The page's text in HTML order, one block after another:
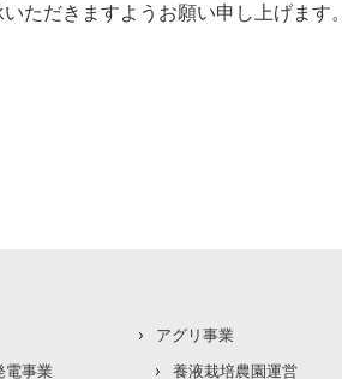
ただきますようお願い申し上げます。
電事業
アグリ事業
養液栽培農園運営